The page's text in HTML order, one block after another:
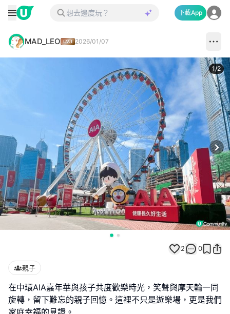
下載App
MAD_LEO 2026/01/07
1/2
2 0
親子
在中環AIA嘉年華與孩子共度歡樂時光，笑聲與摩天輪一同
旋轉，留下難忘的親子回憶。這裡不只是遊樂場，更是我們